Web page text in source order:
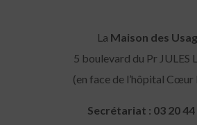
La Maison des
5 boulevard du Pr JULES
(en face de l’hôpital Cœur
Secrétariat : 03 20 44